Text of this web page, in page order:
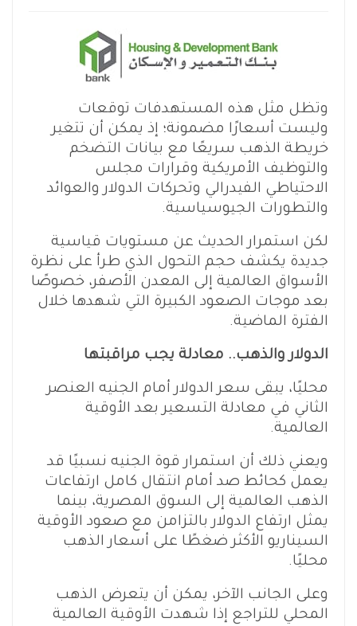
وتظل مثل هذه المستهدفات توقعات
وليست أسعارًا مضمونة؛ إذ يمكن أن تتغير
خريطة الذهب سريعًا مع بيانات التضخم
والتوظيف الأمريكية وقرارات مجلس
الاحتياطي الفيدرالي وتحركات الدولار والعوائد
والتطورات الجيوسياسية.
لكن استمرار الحديث عن مستويات قياسية
جديدة يكشف حجم التحول الذي طرأ على نظرة
الأسواق العالمية إلى المعدن الأصفر، خصوصًا
بعد موجات الصعود الكبيرة التي شهدها خلال
الفترة الماضية.
الدولار والذهب.. معادلة يجب مراقبتها
محليًا، يبقى سعر الدولار أمام الجنيه العنصر
الثاني في معادلة التسعير بعد الأوقية
العالمية.
ويعني ذلك أن استمرار قوة الجنيه نسبيًا قد
يعمل كحائط صد أمام انتقال كامل ارتفاعات
الذهب العالمية إلى السوق المصرية، بينما
يمثل ارتفاع الدولار بالتزامن مع صعود الأوقية
السيناريو الأكثر ضغطًا على أسعار الذهب
محليًا.
وعلى الجانب الآخر، يمكن أن يتعرض الذهب
المحلي للتراجع إذا شهدت الأوقية العالمية